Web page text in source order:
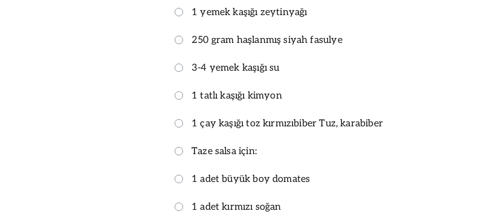
1 yemek kaşığı zeytinyağı
250 gram haşlanmış siyah fasulye
3-4 yemek kaşığı su
1 tatlı kaşığı kimyon
1 çay kaşığı toz kırmızıbiber Tuz, karabiber
Taze salsa için:
1 adet büyük boy domates
1 adet kırmızı soğan